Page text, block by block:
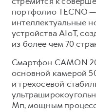
портфолио TECNO
интеллектуальные
устройства AIoT,
из более чем 70
Смартфон CAMON
основной камерой
и трехосевой
Мп, мощным